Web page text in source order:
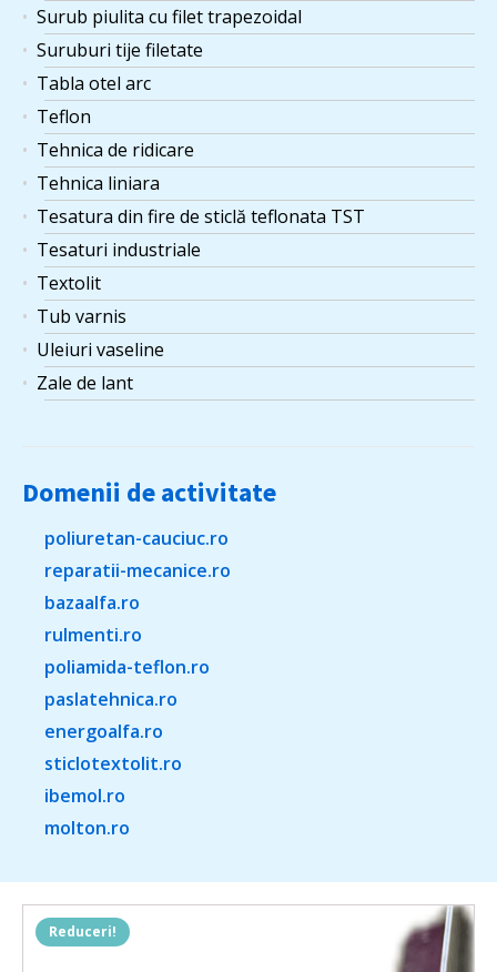
Surub piulita cu filet trapezoidal
Suruburi tije filetate
Tabla otel arc
Teflon
Tehnica de ridicare
Tehnica liniara
Tesatura din fire de sticlă teflonata TST
Tesaturi industriale
Textolit
Tub varnis
Uleiuri vaseline
Zale de lant
Domenii de activitate
poliuretan-cauciuc.ro
reparatii-mecanice.ro
bazaalfa.ro
rulmenti.ro
poliamida-teflon.ro
paslatehnica.ro
energoalfa.ro
sticlotextolit.ro
ibemol.ro
molton.ro
Reduceri!